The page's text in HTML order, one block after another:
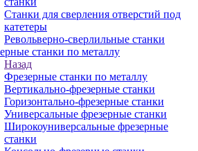
Станки для сверления отверстий под
катетеры
Револьверно-сверлильные станки
станки по металлу
Назад
Фрезерные станки по металлу
Вертикально-фрезерные станки
Горизонтально-фрезерные станки
Универсальные фрезерные станки
Широкоуниверсальные фрезерные
станки